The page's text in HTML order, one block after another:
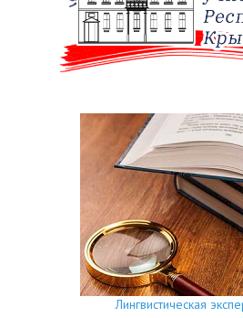
Лингвистическая